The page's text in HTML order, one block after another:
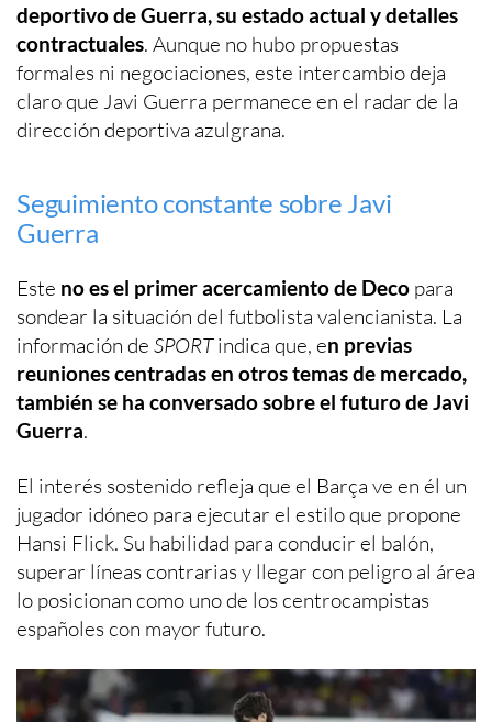
deportivo de Guerra, su estado actual y detalles
contractuales. Aunque no hubo propuestas
formales ni negociaciones, este intercambio deja
claro que Javi Guerra permanece en el radar de la
dirección deportiva azulgrana.
Seguimiento constante sobre Javi
Guerra
Este no es el primer acercamiento de Deco para
sondear la situación del futbolista valencianista. La
información de SPORTindica que, en previas
reuniones centradas en otros temas de mercado,
también se ha conversado sobre el futuro de Javi
Guerra.
El interés sostenido refleja que el Barça ve en él un
jugador idóneo para ejecutar el estilo que propone
Hansi Flick. Su habilidad para conducir el balón,
superar líneas contrarias y llegar con peligro al área
lo posicionan como uno de los centrocampistas
españoles con mayor futuro.